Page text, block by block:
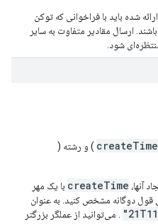
شده باید با فراخوانی که توکن
ارسال مقادیر متفاوت به سایر
شود.
createTime ) و رشته (
آنها، createTime با یک مهر
قول دوگانه مشخص کنید. به عنوان
. می‌توانید از عملگر بزرگتر